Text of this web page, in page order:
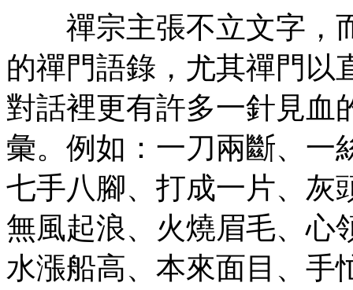
禪宗主張不立文字，
的禪門語錄，尤其禪門以
對話裡更有許多一針見血
彙。例如：一刀兩斷、一
七手八腳、打成一片、灰
無風起浪、火燒眉毛、心
水漲船高、本來面目、手